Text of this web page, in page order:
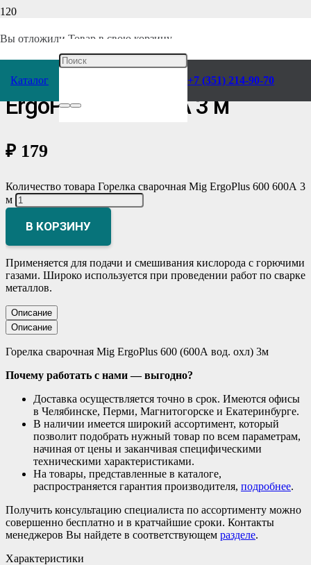
Вы отложили Товар в свою корзину.
Каталог +7 (351) 214-90-70
Горелки/Газовоздушная/
Горелка сварочная Mig
ErgoPlus 600 600А 3 м
₽ 179
Количество товара Горелка сварочная Mig ErgoPlus 600 600А 3
м
В КОРЗИНУ
Применяется для подачи и смешивания кислорода с горючими
газами. Широко используется при проведении работ по сварке
металлов.
Описание
Описание
Горелка сварочная Mig ErgoPlus 600 (600А вод. охл) 3м
Почему работать с нами — выгодно?
Доставка осуществляется точно в срок. Имеются офисы
в Челябинске, Перми, Магнитогорске и Екатеринбурге.
В наличии имеется широкий ассортимент, который
позволит подобрать нужный товар по всем параметрам,
начиная от цены и заканчивая специфическими
техническими характеристиками.
На товары, представленные в каталоге,
распространяется гарантия производителя, подробнее.
Получить консультацию специалиста по ассортименту можно
совершенно бесплатно и в кратчайшие сроки. Контакты
менеджеров Вы найдете в соответствующем разделе.
Характеристики